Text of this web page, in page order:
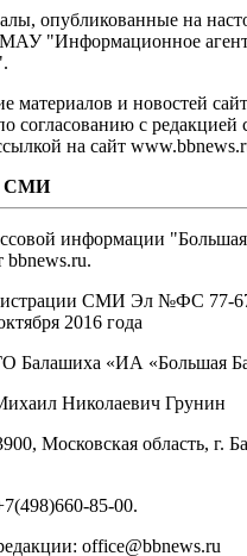
опубликованные на
МАУ "Информационное
материалов и новостей
согласованию с редакцией
на сайт
СМИ
информации
bbnews.ru.
СМИ Эл №ФС ‎77-
2016 года
Балашиха «ИА «Большая
Николаевич Грунин
Московская область, г.
85-00.
office@bbnews.ru